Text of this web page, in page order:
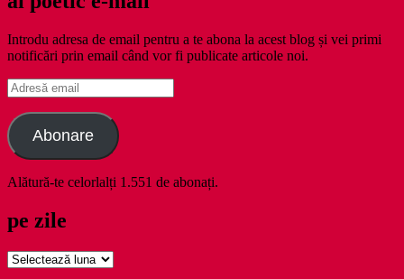
Introdu adresa de email pentru a te abona la acest blog și vei primi
notificări prin email când vor fi publicate articole noi.
Adresă
email
Abonare
Alătură-te celorlalți 1.551 de abonați.
pe zile
pe